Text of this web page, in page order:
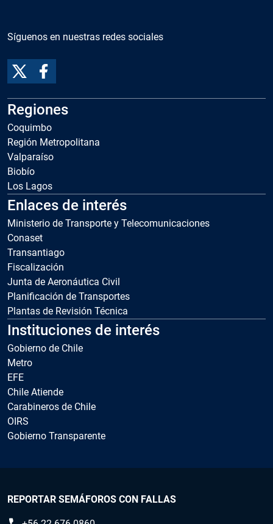
Síguenos en nuestras redes sociales
Regiones
Coquimbo
Región Metropolitana
Valparaíso
Biobío
Los Lagos
Enlaces de interés
Ministerio de Transporte y Telecomunicaciones
Conaset
Transantiago
Fiscalización
Junta de Aeronáutica Civil
Planificación de Transportes
Plantas de Revisión Técnica
Instituciones de interés
Gobierno de Chile
Metro
EFE
Chile Atiende
Carabineros de Chile
OIRS
Gobierno Transparente
REPORTAR SEMÁFOROS CON FALLAS